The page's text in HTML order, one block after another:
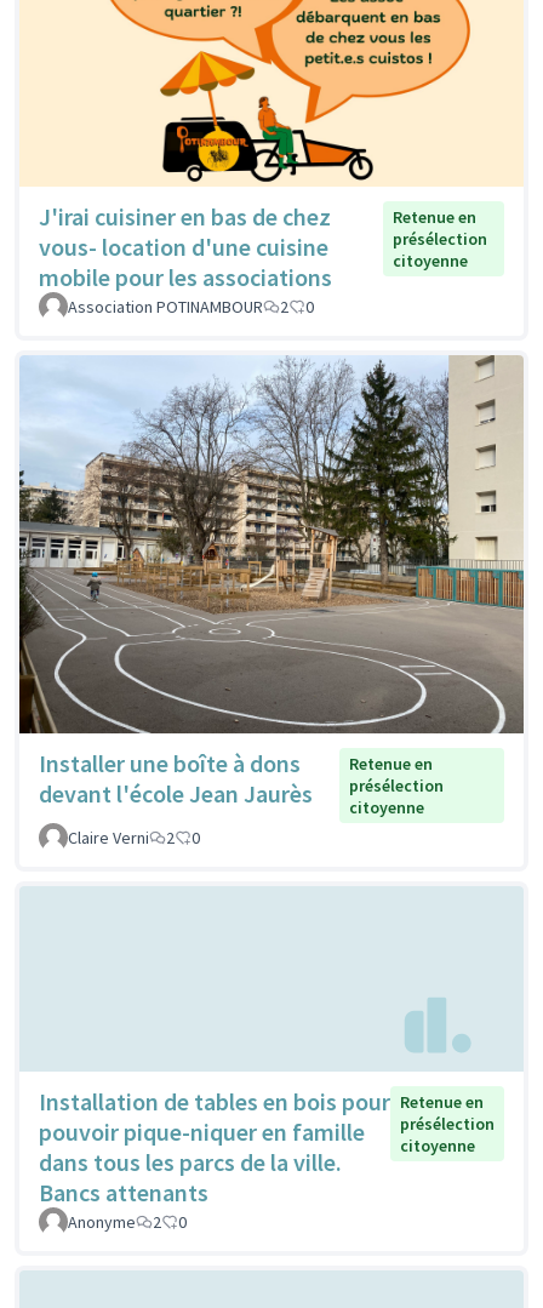
J'irai cuisiner en bas de chez
vous- location d'une cuisine
mobile pour les associations
Retenue en
présélection
citoyenne
Association POTINAMBOUR 2 0
Installer une boîte à dons
devant l'école Jean Jaurès
Retenue en
présélection
citoyenne
Claire Verni
2 0
Installation de tables en bois pour
pouvoir pique-niquer en famille
dans tous les parcs de la ville.
Bancs attenants
Retenue en
présélection
citoyenne
Anonyme 2 0